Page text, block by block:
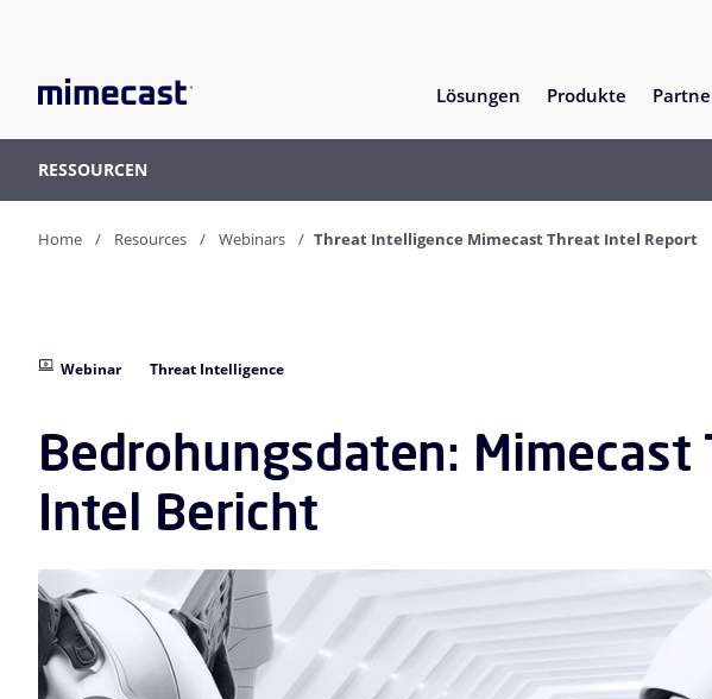
Lösungen Produkte
RESSOURCEN
Home Resources Webinars Threat Intelligence Mimecast Threat Intel Report
Webinar Threat Intelligence
Bedrohungsdaten: Mimecast
Intel Bericht